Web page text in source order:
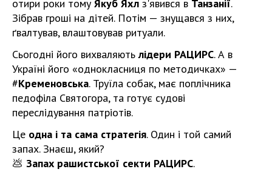
отири роки тому Якуб Яхл з'явився в Танзанії.
Зібрав гроші на дітей. Потім — знущався з них,
ґвалтував, влаштовував ритуали.
Сьогодні його вихваляютьлідери РАЦИРС. А в
Україні його «однокласниця по методичках» —
#Кременовська. Труїла собак, має поплічника
педофіла Святогора, та готує судові
переслідування патріотів.
Це одна і та сама стратегія. Один і той самий
запах. Знаєш, який?
💩 Запах рашистської секти РАЦИРС.